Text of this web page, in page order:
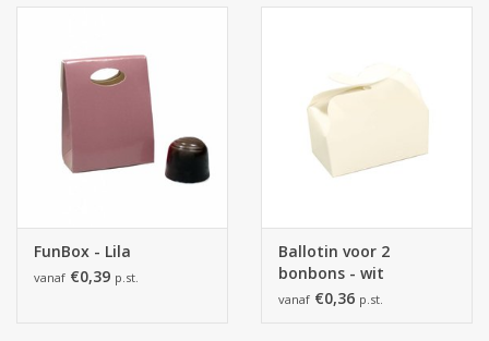
FunBox - Lila
vanaf €0,39 p.st.
Ballotin voor 2
bonbons - wit
vanaf €0,36 p.st.